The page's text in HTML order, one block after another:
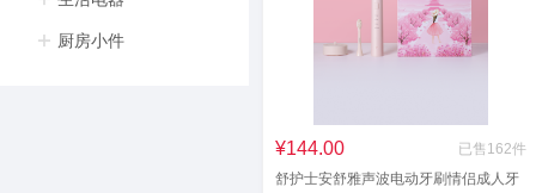
厨房小件
¥144.00
已售162件
舒护士安舒雅声波电动牙刷情侣成人牙